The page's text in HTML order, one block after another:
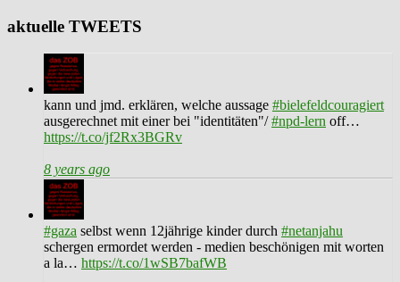
aktuelle TWEETS
kann und jmd. erklären, welche aussage #bielefeldcouragiert
ausgerechnet mit einer bei "identitäten"/#npd-lern off…
https://t.co/jf2Rx3BGRv
8 years ago
#gaza selbst wenn 12jährige kinder durch #netanjahu
schergen ermordet werden - medien beschönigen mit worten
a la… https://t.co/1wSB7bafWB